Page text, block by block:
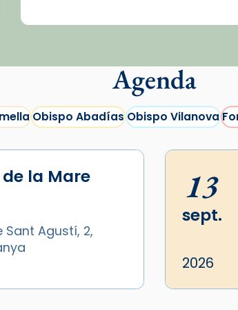
Agenda
Obispo AbadíasObispo Vilanova
la Mare
Agustí, 2,
13
sept.
2026